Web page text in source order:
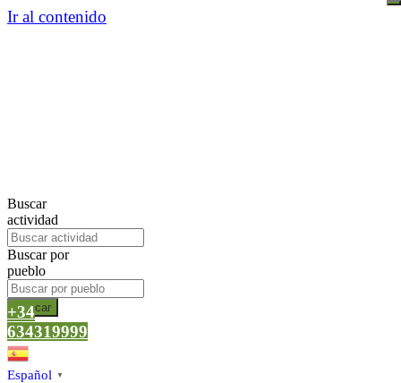
Ir al contenido
Buscar
actividad
Buscar por
pueblo
Buscar
+34
634319999
Español ▼